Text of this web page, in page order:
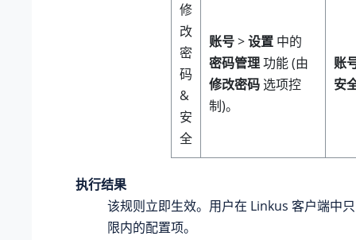
修
改
密
码
&
安
全
账号>设置 中的
密码管理功能 (由
修改密码选项控
制)。
账
安
执行结果
该规则立即生效。用户在 Linkus 客户端中
限内的配置项。